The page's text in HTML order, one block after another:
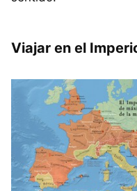
Viajar en el